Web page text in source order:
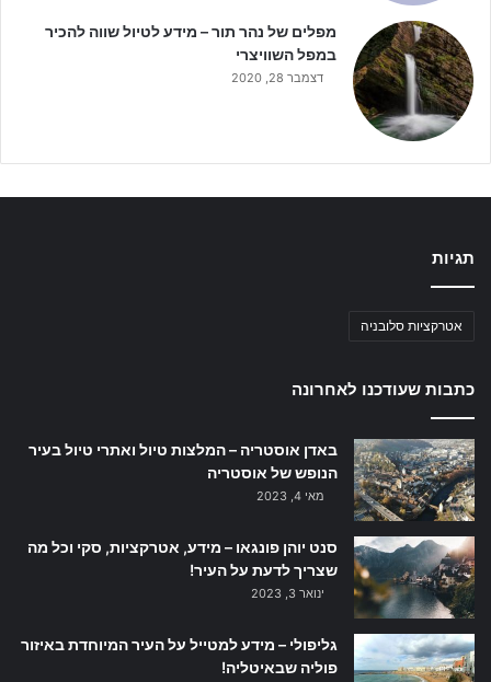
מפלים של נהר תור – מידע לטיול שווה להכיר
במפל השוויצרי
דצמבר 28, 2020
תגיות
אטרקציות סלובניה
כתבות שעודכנו לאחרונה
באדן אוסטריה – המלצות טיול ואתרי טיול בעיר
הנופש של אוסטריה
מאי 4, 2023
סנט יוהן פונגאו – מידע, אטרקציות, סקי וכל מה
שצריך לדעת על העיר!
ינואר 3, 2023
גליפולי – מידע למטייל על העיר המיוחדת באיזור
פוליה שבאיטליה!